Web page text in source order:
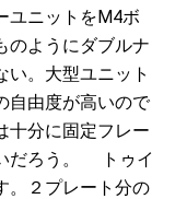
ユニットをM4ボ
のようにダブルナ
い。大型ユニット
自由度が高いので
十分に固定フレー
だろう。 トゥイ
。２プレート分の